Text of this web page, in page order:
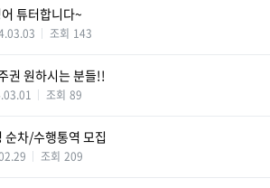
튜터합니다~
조회 143
권 원하시는 분들!!
조회 89
순차/수행통역 모집
조회 209